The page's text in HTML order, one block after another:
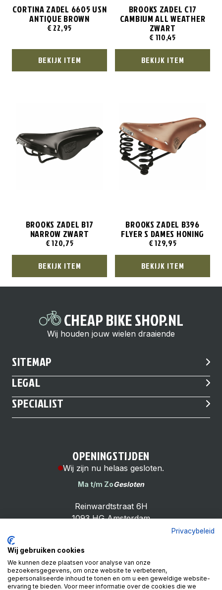
CORTINA ZADEL 6605 USN
ANTIQUE BROWN
€ 22,95
BEKIJK ITEM
BROOKS ZADEL C17
CAMBIUM ALL WEATHER
ZWART
€ 110,45
BEKIJK ITEM
BROOKS ZADEL B17
NARROW ZWART
€120,75
BEKIJK ITEM
BROOKS ZADEL B396
FLYER S DAMES HONING
€129,95
BEKIJK ITEM
CHEAP BIKE SHOP.NL
Wij houden jouw wielen draaiende
SITEMAP
LEGAL
SPECIALIST
Cheap Bike Shop
4.9
OPENINGSTIJDEN
Wij zijn nu helaas gesloten.
Ma t/m ZoGesloten
Reinwardtstraat 6H
1093 HG Amsterdam
Privacybeleid
Wij gebruiken cookies
We kunnen deze plaatsen voor analyse van onze
bezoekersgegevens, om onze website te verbeteren,
gepersonaliseerde inhoud te tonen en om u een geweldige website-
ervaring te bieden. Voor meer informatie over de cookies die we